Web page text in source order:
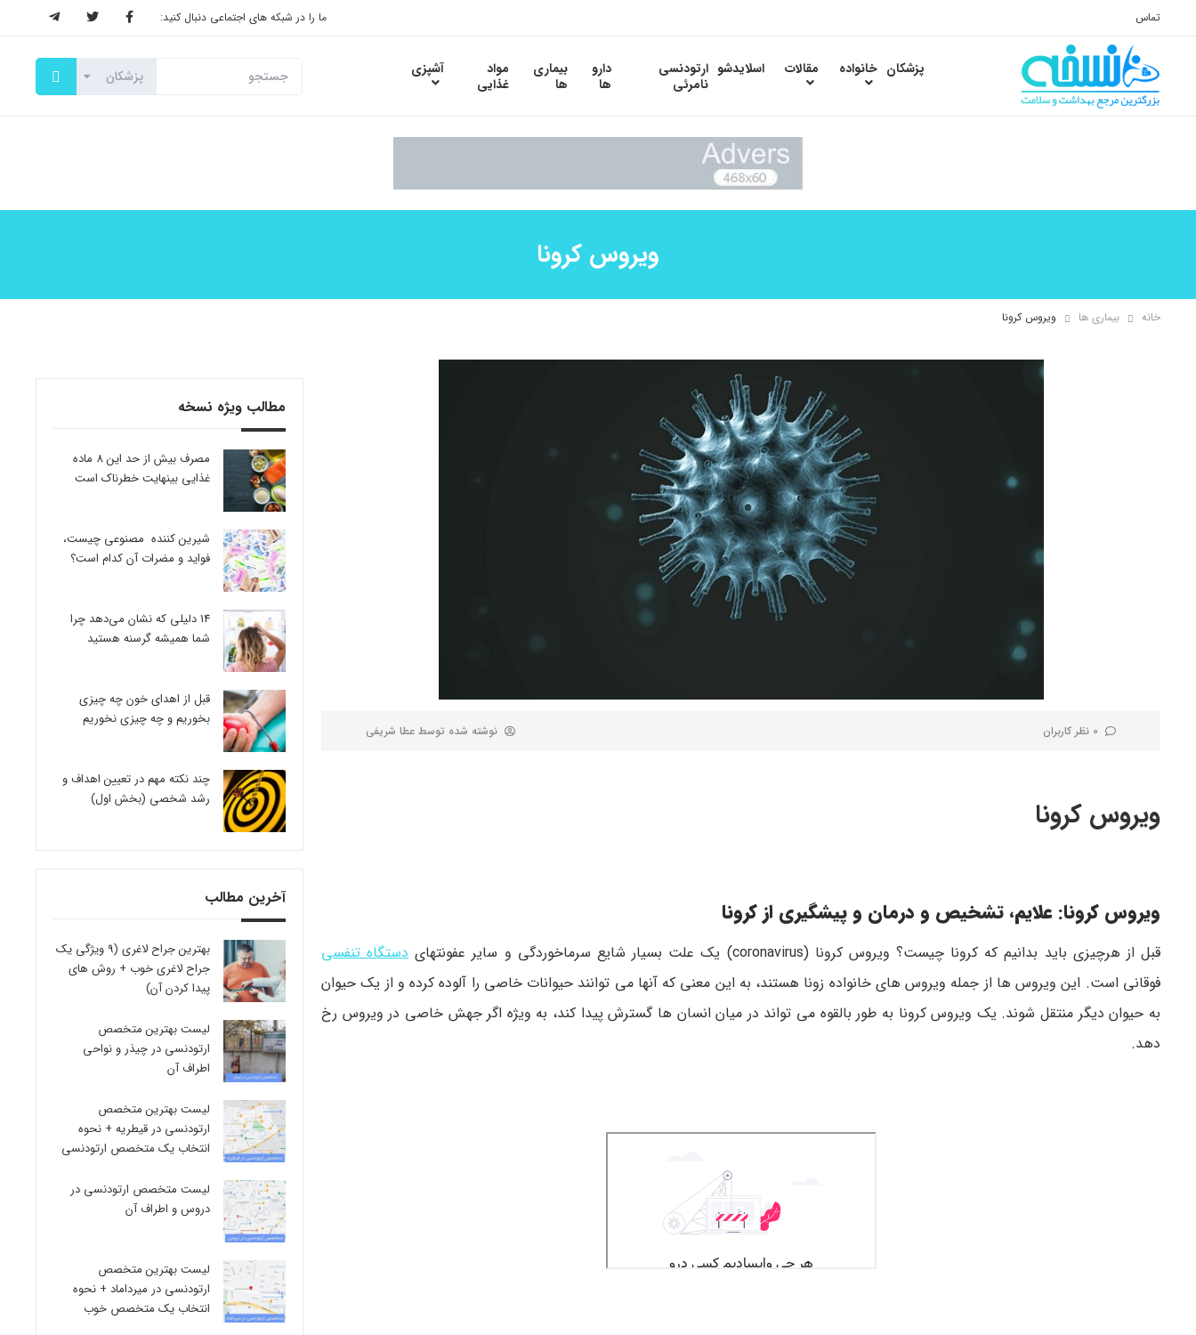
تماس ما را در شبکه های اجتماعی دنبال کنید:
پزشکان خانواده مقالات اسلایدشو ارتودنسی
نامرئی
دارو
ها
بیماری
ها
مواد
غذایی
آشپزی
ویروس کرونا
خانه بیماری ها ویروس کرونا
0 نظر کاربران نوشته شده توسط عطا شریفی
ویروس کرونا
ویروس کرونا: علایم، تشخیص و درمان و پیشگیری از کرونا
قبل از هرچیزی باید بدانیم که کرونا چیست؟ ویروس کرونا (coronavirus) یک علت بسیار شایع سرماخوردگی و سایر عفونتهای
دستگاه تنفسی
فوقانی است. این ویروس ها از جمله ویروس های خانواده زونا هستند، به این معنی که آنها می توانند حیوانات خاصی را آلوده کرده و از یک حیوان
به حیوان دیگر منتقل شوند. یک ویروس کرونا به طور بالقوه می تواند در میان انسان ها گسترش پیدا کند، به ویژه اگر جهش خاصی در ویروس رخ
دهد.
مطالب ویژه نسخه
مصرف بیش از حد این 8 ماده
غذایی بینهایت خطرناک است
شیرین کننده مصنوعی چیست،
فواید و مضرات آن کدام است؟
14 دلیلی که نشان می‌دهد چرا
شما همیشه گرسنه هستید
قبل از اهدای خون چه چیزی
بخوریم و چه چیزی نخوریم
چند نکته مهم در تعیین اهداف و
رشد شخصی (بخش اول)
آخرین مطالب
بهترین جراح لاغری (9 ویژگی یک
جراح لاغری خوب + روش های
پیدا کردن آن)
لیست بهترین متخصص
ارتودنسی در چیذر و نواحی
اطراف آن
لیست بهترین متخصص
ارتودنسی در قیطریه + نحوه
انتخاب یک متخصص ارتودنسی
لیست متخصص ارتودنسی در
دروس و اطراف آن
لیست بهترین متخصص
ارتودنسی در میرداماد + نحوه
انتخاب یک متخصص خوب